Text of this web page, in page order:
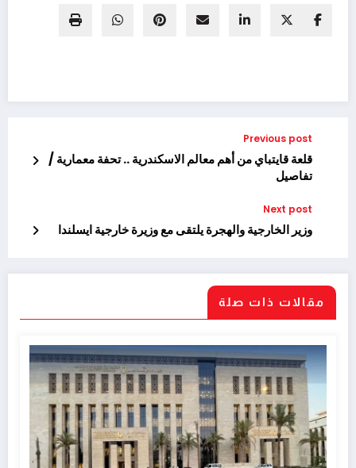
Previous post
قلعة قايتباي من أهم معالم الاسكندرية .. تحفة معمارية /
تفاصيل
Next post
وزير الخارجية والهجرة يلتقى مع وزيرة خارجية ايسلندا
مقالات ذات صلة